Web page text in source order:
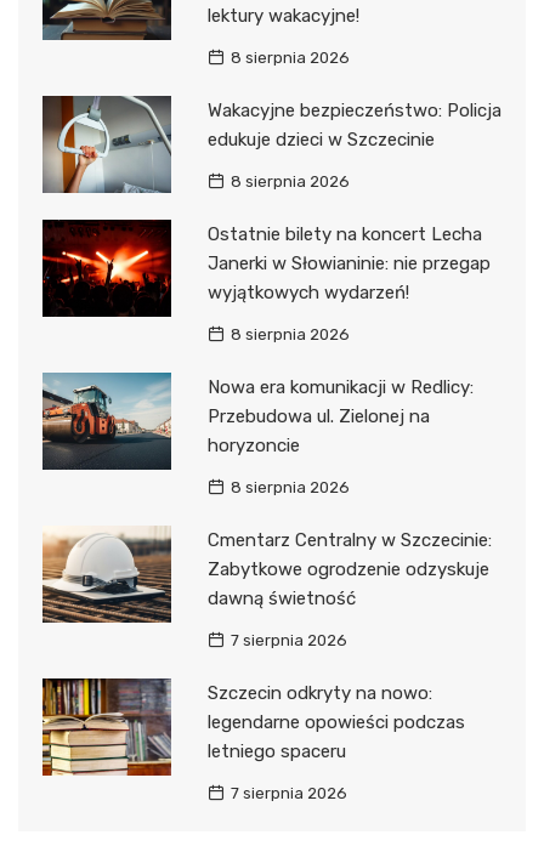
lektury wakacyjne!
8 sierpnia 2026
Wakacyjne bezpieczeństwo: Policja
edukuje dzieci w Szczecinie
8 sierpnia 2026
Ostatnie bilety na koncert Lecha
Janerki w Słowianinie: nie przegap
wyjątkowych wydarzeń!
8 sierpnia 2026
Nowa era komunikacji w Redlicy:
Przebudowa ul. Zielonej na
horyzoncie
8 sierpnia 2026
Cmentarz Centralny w Szczecinie:
Zabytkowe ogrodzenie odzyskuje
dawną świetność
7 sierpnia 2026
Szczecin odkryty na nowo:
legendarne opowieści podczas
letniego spaceru
7 sierpnia 2026